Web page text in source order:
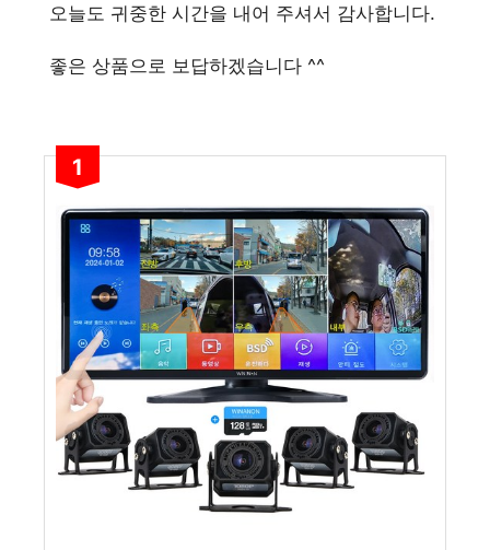
오늘도 귀중한 시간을 내어 주셔서 감사합니다.
좋은 상품으로 보답하겠습니다 ^^
1